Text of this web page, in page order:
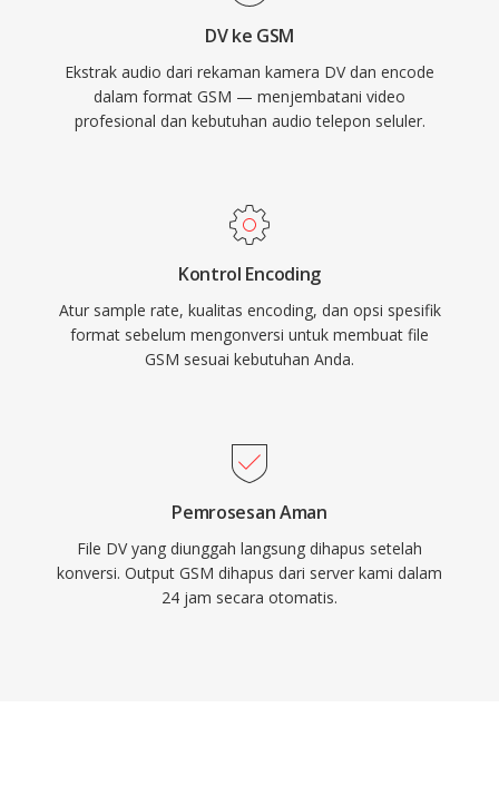
DV ke GSM
Ekstrak audio dari rekaman kamera DV dan encode
dalam format GSM — menjembatani video
profesional dan kebutuhan audio telepon seluler.
Kontrol Encoding
Atur sample rate, kualitas encoding, dan opsi spesifik
format sebelum mengonversi untuk membuat file
GSM sesuai kebutuhan Anda.
Pemrosesan Aman
File DV yang diunggah langsung dihapus setelah
konversi. Output GSM dihapus dari server kami dalam
24 jam secara otomatis.